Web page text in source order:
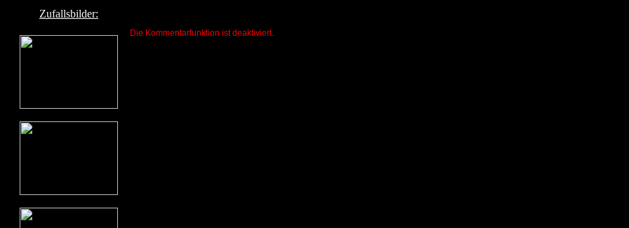
Zufallsbilder:
Die Kommentarfunktion ist deaktiviert.